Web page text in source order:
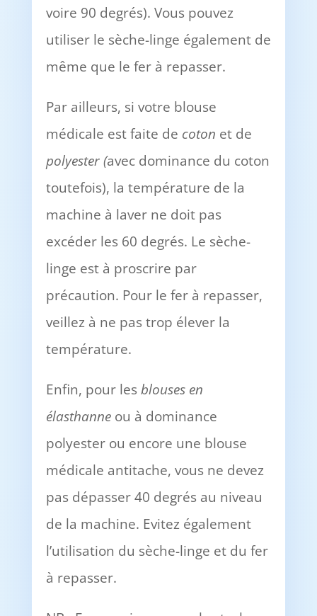
voire 90 degrés). Vous pouvez
utiliser le sèche-linge également de
même que le fer à repasser.
Par ailleurs, si votre blouse
médicale est faite de coton et de
polyester (avec dominance du coton
toutefois), la température de la
machine à laver ne doit pas
excéder les 60 degrés. Le sèche-
linge est à proscrire par
précaution. Pour le fer à repasser,
veillez à ne pas trop élever la
température.
Enfin, pour lesblouses en
élasthanneou à dominance
polyester ou encore une blouse
médicale antitache, vous ne devez
pas dépasser 40 degrés au niveau
de la machine. Evitez également
l’utilisation du sèche-linge et du fer
à repasser.